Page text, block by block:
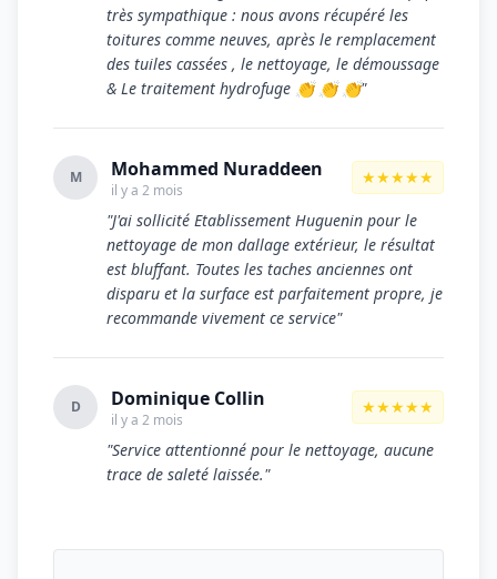
très sympathique : nous avons récupéré les
toitures comme neuves, après le remplacement
des tuiles cassées , le nettoyage, le démoussage
& Le traitement hydrofuge 👏 👏 👏"
M Mohammed Nuraddeen
il y a 2 mois
★★★★★
"J'ai sollicité Etablissement Huguenin pour le
nettoyage de mon dallage extérieur, le résultat
est bluffant. Toutes les taches anciennes ont
disparu et la surface est parfaitement propre, je
recommande vivement ce service"
D Dominique Collin
il y a 2 mois
★★★★★
"Service attentionné pour le nettoyage, aucune
trace de saleté laissée."